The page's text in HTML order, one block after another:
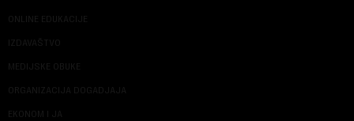
ONLINE EDUKACIJE
IZDAVAŠTVO
MEDIJSKE OBUKE
ORGANIZACIJA DOGADJAJA
EKONOM I JA